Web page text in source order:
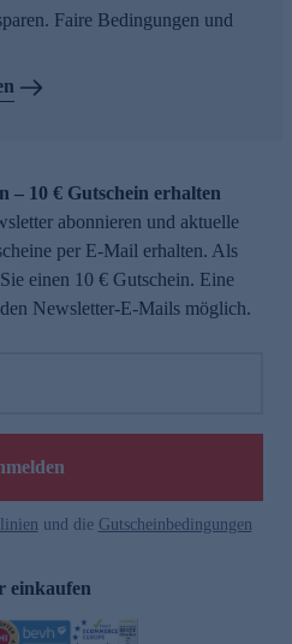
Faire Bedingungen und
– 10 € Gutschein erhalten
abonnieren und aktuelle
per E-Mail erhalten. Als
einen 10 € Gutschein. Eine
Newsletter-E-Mails möglich.
und die Gutscheinbedingungen
einkaufen